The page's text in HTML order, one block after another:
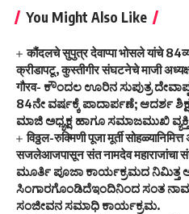
You Might Also Like
कौंदलचे सुपुत्र देवाप्पा भोसले यांचे
क्रीडापटू, कुस्तीगीर संघटनेचे माजी
गौरव- ಕೌಂದಲ ಊರಿನ ಸುಪುತ್ರ
84ನೇ ವರ್ಷಕ್ಕೆ ಪಾದಾರ್ಪಣೆ; ಆದರ್ಶ
ಮಾಜಿ ಅಧ್ಯಕ್ಷ ಹಾಗೂ ಸಮಾಜಮುಖಿ
विठ्ठल-रुक्मिणी पूजा मूर्ती
सजलेआजपासून संत नामदेव महाराजांचा
ಮೂರ್ತಿ ಪೂಜಾ ಕಾರ್ಯಕ್ರಮದ ನಿಮಿತ್ತ
ಸಿಂಗಾರಗೊಂಡಿದೆಇಂದಿನಿಂದ ಸಂತ
ಸಂಜೀವನ ಸಮಾಧಿ ಕಾರ್ಯಕ್ರಮ.